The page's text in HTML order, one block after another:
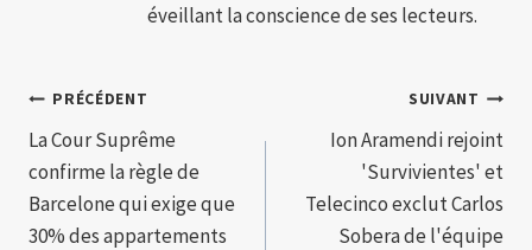
éveillant la conscience de ses lecteurs.
Navigation
de
l’article
PRÉCÉDENT
La Cour Suprême
confirme la règle de
Barcelone qui exige que
30% des appartements
SUIVANT
Ion Aramendi rejoint
'Survivientes' et
Telecinco exclut Carlos
Sobera de l'équipe